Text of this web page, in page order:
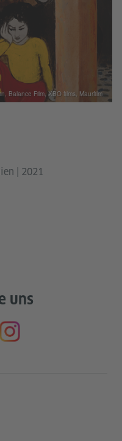
| 2021
Balance Film, XBO films, Maurfilm
uns